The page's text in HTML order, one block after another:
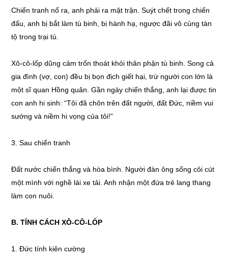
Chiến tranh nổ ra, anh phải ra mặt trận. Suýt chết trong chiến
đấu, anh bị bắt làm tù binh, bị hành hạ, ngược đãi vô cùng tàn
tộ trong trại tù.
Xô-cô-lốp dũng cảm trốn thoát khỏi thân phận tù binh. Song cả
gia đình (vợ, con) đều bị bọn địch giết hại, trừ người con lớn là
một sĩ quan Hồng quân. Gần ngày chiến thắng, anh lại được tin
con anh hi sinh: “Tôi đã chôn trên đất người, đất Đức, niềm vui
sướng và niềm hi vọng của tôi!”
3. Sau chiến tranh
Đất nước chiến thắng và hòa bình. Người đàn ông sống côi cút
một mình với nghề lái xe tải. Anh nhận một đứa trẻ lang thang
làm con nuôi.
B. TÍNH CÁCH XÔ-CÔ-LỐP
1. Đức tính kiên cường